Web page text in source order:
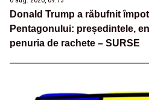
Donald Trump a răbufnit
Pentagonului: președintele,
penuria de rachete – SURSE